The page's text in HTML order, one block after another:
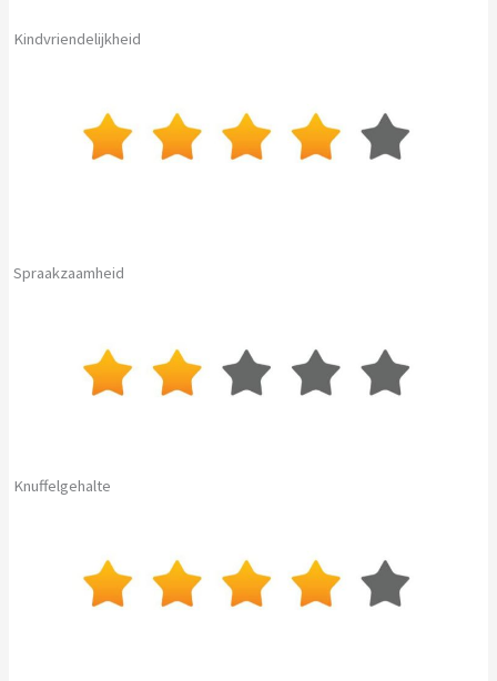
Kindvriendelijkheid
Spraakzaamheid
Knuffelgehalte